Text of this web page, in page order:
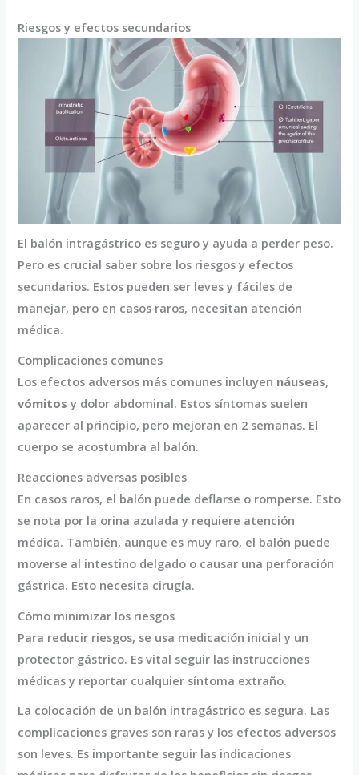
Riesgos y efectos secundarios
El balón intragástrico es seguro y ayuda a perder peso.
Pero es crucial saber sobre los riesgos y efectos
secundarios. Estos pueden ser leves y fáciles de
manejar, pero en casos raros, necesitan atención
médica.
Complicaciones comunes
Los efectos adversos más comunes incluyen náuseas,
vómitos y dolor abdominal. Estos síntomas suelen
aparecer al principio, pero mejoran en 2 semanas. El
cuerpo se acostumbra al balón.
Reacciones adversas posibles
En casos raros, el balón puede deflarse o romperse. Esto
se nota por la orina azulada y requiere atención
médica. También, aunque es muy raro, el balón puede
moverse al intestino delgado o causar una perforación
gástrica. Esto necesita cirugía.
Cómo minimizar los riesgos
Para reducir riesgos, se usa medicación inicial y un
protector gástrico. Es vital seguir las instrucciones
médicas y reportar cualquier síntoma extraño.
La colocación de un balón intragástrico es segura. Las
complicaciones graves son raras y los efectos adversos
son leves. Es importante seguir las indicaciones